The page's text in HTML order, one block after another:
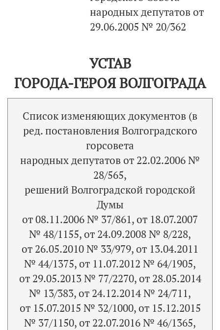
народных депутатов от
29.06.2005 № 20/362
УСТАВ
ГОРОДА-ГЕРОЯ ВОЛГОГРАДА
Список изменяющих документов (в
ред. постановления Волгоградского
горсовета
народных депутатов от 22.02.2006 №
28/565,
решений Волгоградской городской
Думы
от 08.11.2006 № 37/861, от 18.07.2007
№ 48/1155, от 24.09.2008 № 8/228,
от 26.05.2010 № 33/979, от 13.04.2011
№ 44/1375, от 11.07.2012 № 64/1905,
от 29.05.2013 № 77/2270, от 28.05.2014
№ 13/383, от 24.12.2014 № 24/711,
от 15.07.2015 № 32/1000, от 15.12.2015
№ 37/1150, от 22.07.2016 № 46/1365,